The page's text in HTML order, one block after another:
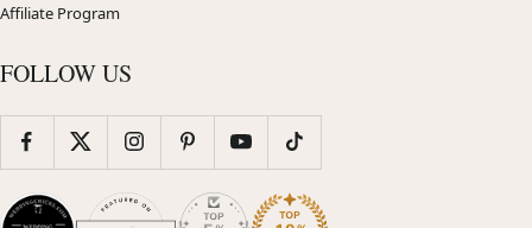
Affiliate Program
FOLLOW US